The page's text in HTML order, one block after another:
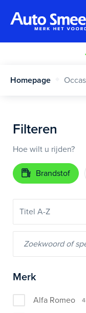
Homepage
Filteren
Hoe wilt u rijden?
Brandstof
Merk
Alfa Romeo 4